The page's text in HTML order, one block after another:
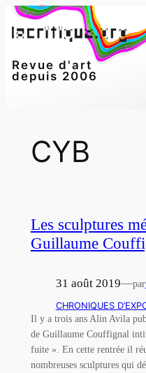
Aller
au
Revue d'art
depuis 2006
CYB
Les sculptures
Guillaume
31 août 2019—par
CHRONIQUES
Il y a trois ans Alin Avila
de Guillaume Couffignal
fuite ». En cette rentrée il
nombreuses sculptures qui